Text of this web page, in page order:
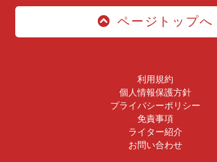
ページトップへ
利用規約
個人情報保護方針
プライバシーポリシー
免責事項
ライター紹介
お問い合わせ